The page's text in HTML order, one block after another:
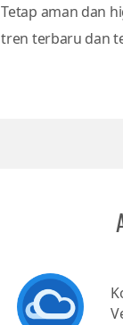
Tetap aman dan
tren terbaru dan